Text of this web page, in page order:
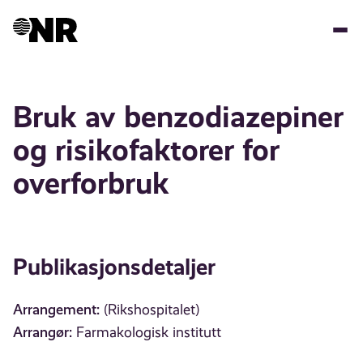
Bruk av benzodiazepiner
og risikofaktorer for
overforbruk
Publikasjonsdetaljer
Arrangement: (Rikshospitalet)
Arrangør: Farmakologisk institutt